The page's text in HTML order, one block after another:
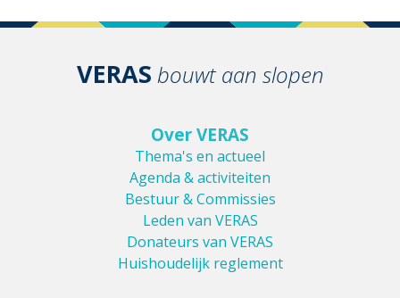
VERAS bouwt aan slopen
Over VERAS
Thema's en actueel
Agenda & activiteiten
Bestuur & Commissies
Leden van VERAS
Donateurs van VERAS
Huishoudelijk reglement